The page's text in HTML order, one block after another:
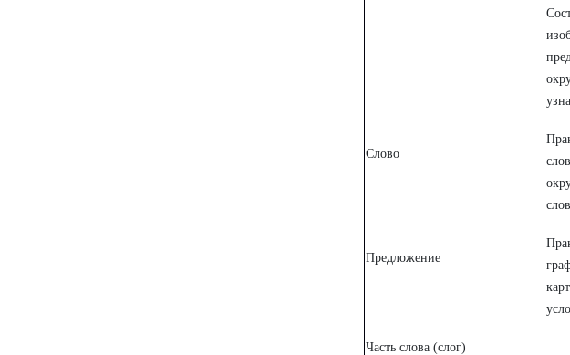
Слово
Предложение
Часть слова (слог)